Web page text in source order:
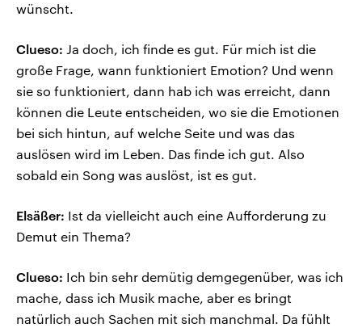
wünscht.
Clueso: Ja doch, ich finde es gut. Für mich ist die
große Frage, wann funktioniert Emotion? Und wenn
sie so funktioniert, dann hab ich was erreicht, dann
können die Leute entscheiden, wo sie die Emotionen
bei sich hintun, auf welche Seite und was das
auslösen wird im Leben. Das finde ich gut. Also
sobald ein Song was auslöst, ist es gut.
Elsäßer: Ist da vielleicht auch eine Aufforderung zu
Demut ein Thema?
Clueso: Ich bin sehr demütig demgegenüber, was ich
mache, dass ich Musik mache, aber es bringt
natürlich auch Sachen mit sich manchmal. Da fühlt